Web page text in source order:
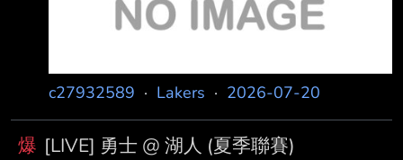
c27932589 · Lakers · 2026-07-20
爆 [LIVE] 勇士 @ 湖人 (夏季聯賽)